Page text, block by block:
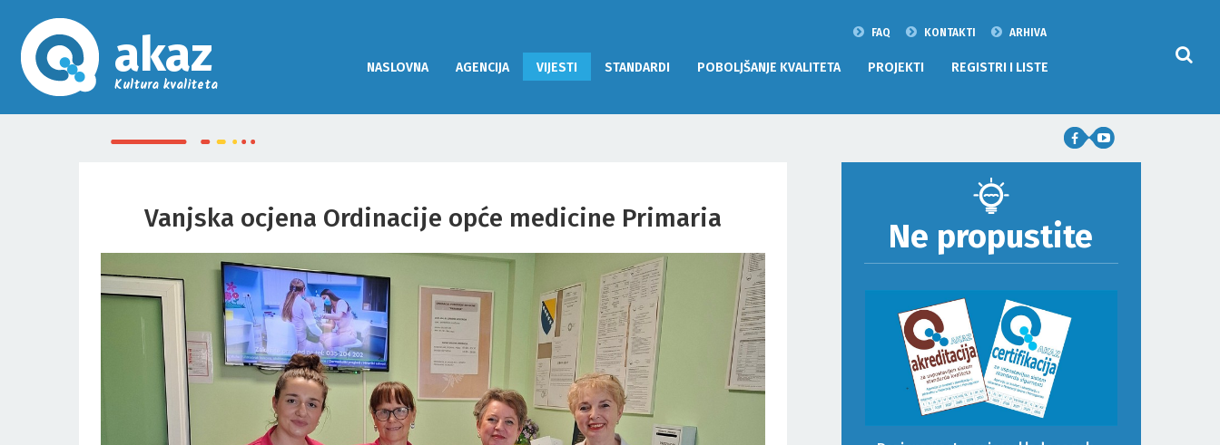
akaz
Kultura kvaliteta
FAQ KONTAKTI ARHIVA
NASLOVNA AGENCIJA VIJESTI STANDARDI POBOLJŠANJE KVALITETA PROJEKTI REGISTRI I LISTE
Vanjska ocjena Ordinacije opće medicine Primaria Ne propustite